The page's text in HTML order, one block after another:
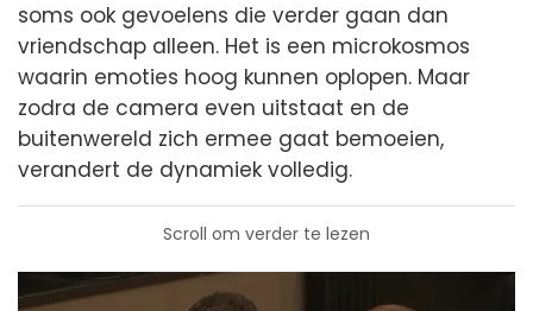
soms ook gevoelens die verder gaan dan
vriendschap alleen. Het is een microkosmos
waarin emoties hoog kunnen oplopen. Maar
zodra de camera even uitstaat en de
buitenwereld zich ermee gaat bemoeien,
verandert de dynamiek volledig.
Scroll om verder te lezen